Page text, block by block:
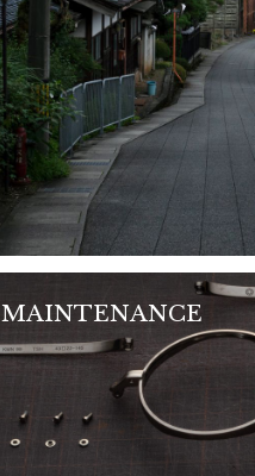
MAINTENANCE